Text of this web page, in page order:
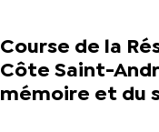
Course de la
Côte Saint-
mémoire et du